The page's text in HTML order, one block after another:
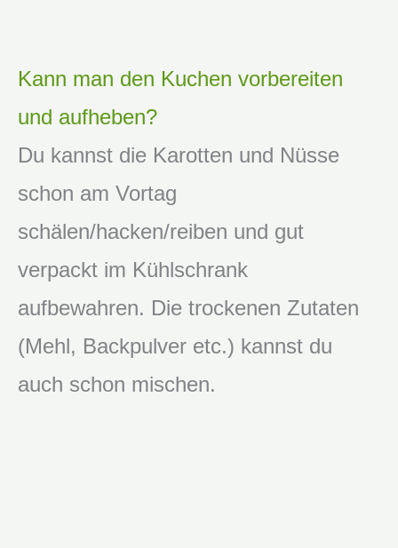
Kann man den Kuchen vorbereiten
und aufheben?
Du kannst die Karotten und Nüsse
schon am Vortag
schälen/hacken/reiben und gut
verpackt im Kühlschrank
aufbewahren. Die trockenen Zutaten
(Mehl, Backpulver etc.) kannst du
auch schon mischen.